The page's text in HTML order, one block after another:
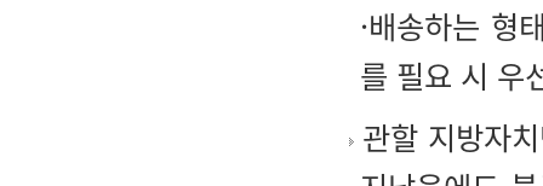
·배송하는 형
를 필요 시 우
관할 지방자